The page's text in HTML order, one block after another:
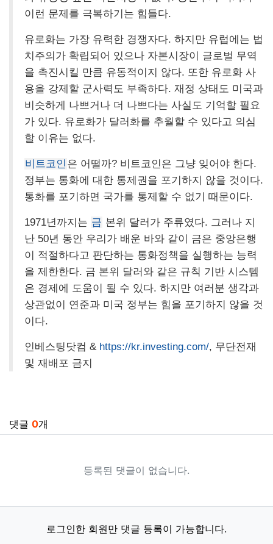
이런 문제를 극복하기는 힘들다.
유로화는 가장 유력한 경쟁자다. 하지만 유럽에는 법
치주의가 확립되어 있으나 자본시장이 글로벌 무역
을 촉진시킬 만큼 유동적이지 않다. 또한 유로화 사
용을 강제할 군사력도 부족하다. 재정 상태도 미국과
비슷하게 나쁘거나 더 나쁘다는 사실도 기억할 필요
가 있다. 유로화가 달러화를 추월할 수 있다고 의심
할 이유는 없다.
비트코인 은 어떨까? 비트코인은 그냥 잊어야 한다.
정부는 통화에 대한 통제권을 포기하지 않을 것이다.
통화를 포기하면 국가를 통제할 수 없기 때문이다.
1971년까지는 금 본위 달러가 주류였다. 그러나 지
난 50년 동안 우리가 배운 바와 같이 금은 중앙은행
이 적절하다고 판단하는 통화정책을 실행하는 능력
을 제한한다. 금 본위 달러와 같은 규칙 기반 시스템
은 경제에 도움이 될 수 있다. 하지만 여러분 생각과
상관없이 연준과 미국 정부는 힘을 포기하지 않을 것
이다.
인베스팅닷컴 & https://kr.investing.com/, 무단전재
및 재배포 금지
댓글 0개
등록된 댓글이 없습니다.
로그인한 회원만 댓글 등록이 가능합니다.